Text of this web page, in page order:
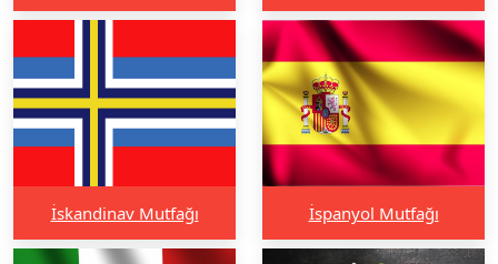
İskandinav Mutfağı İspanyol Mutfağı